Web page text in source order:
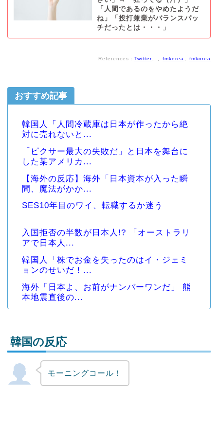
「人間であるのをやめたようだ
ね」「投打兼業がバランスパッ
チだったとは・・・」
References： Twitter fmkorea fmkorea
おすすめ記事
韓国人「人間冷蔵庫は日本が作ったから絶
対に売れないと...
「ピクサー最大の失敗だ」と日本を舞台に
した某アメリカ...
【海外の反応】海外「日本資本が入った瞬
間、魔法がかか...
SES10年目のワイ、転職するか迷う
入国拒否の半数が日本人!? 「オーストラリ
アで日本人...
韓国人「株でお金を失ったのはイ・ジェミ
ョンのせいだ！...
海外「日本よ、お前がナンバーワンだ」 熊
本地震直後の...
Powered by livedoor 相互RSS
韓国の反応
モーニングコール！